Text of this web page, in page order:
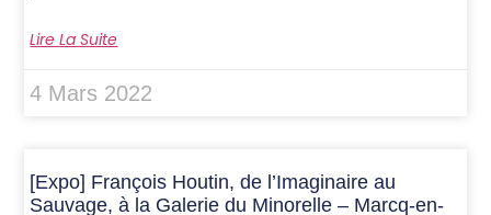
Lire La Suite
4 Mars 2022
[Expo] François Houtin, de l’Imaginaire au
Sauvage, à la Galerie du Minorelle – Marcq-en-